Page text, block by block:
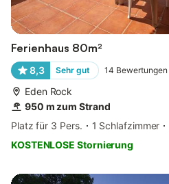
Ferienhaus 80m²
8,3 Sehr gut 14 Bewertungen
Eden Rock
950 m zum Strand
Platz für 3 Pers.
1 Schlafzimmer
KOSTENLOSE Stornierung